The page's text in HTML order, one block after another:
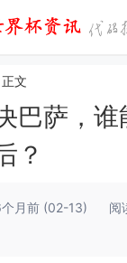
正文
巴萨，
？
月前 (02-13) 阅